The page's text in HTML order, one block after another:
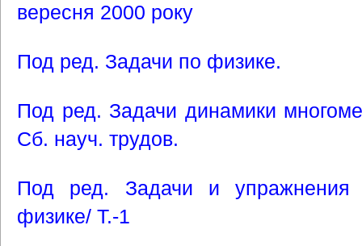
вересня 2000 року
Под ред. Задачи по физике.
Под ред. Задачи динамики
Сб. науч. трудов.
Под ред. Задачи и упражнения
физике/ Т.-1